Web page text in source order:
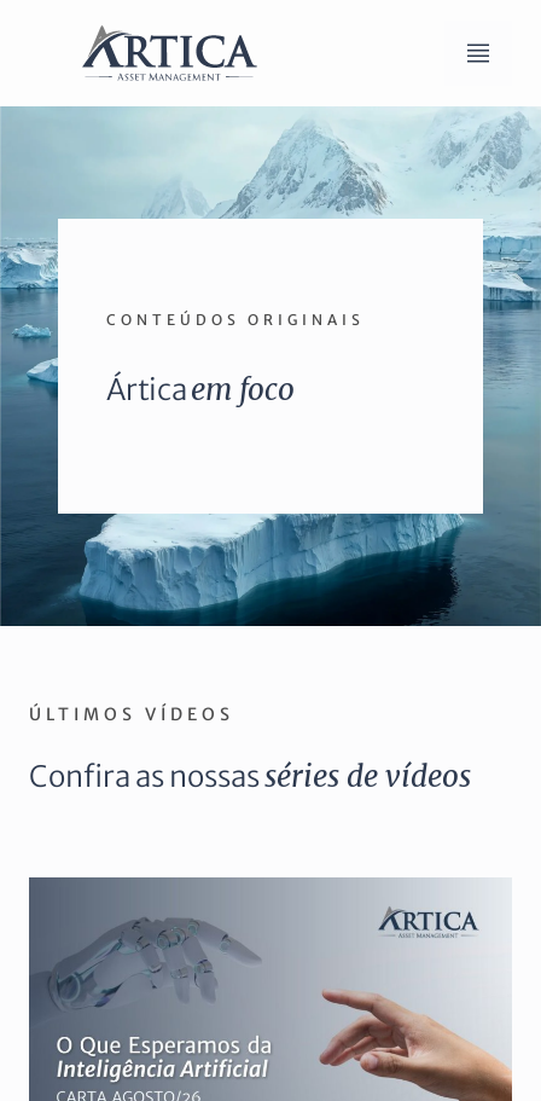
CONTEÚDOS ORIGINAIS
Árticaem foco
ÚLTIMOS VÍDEOS
Confira as nossasséries de vídeos